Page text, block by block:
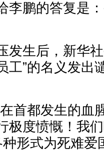
李鹏的答复是
发生后，新华
工”的名义发出
首都发生的血
极度愤慨！我
形式为死难爱